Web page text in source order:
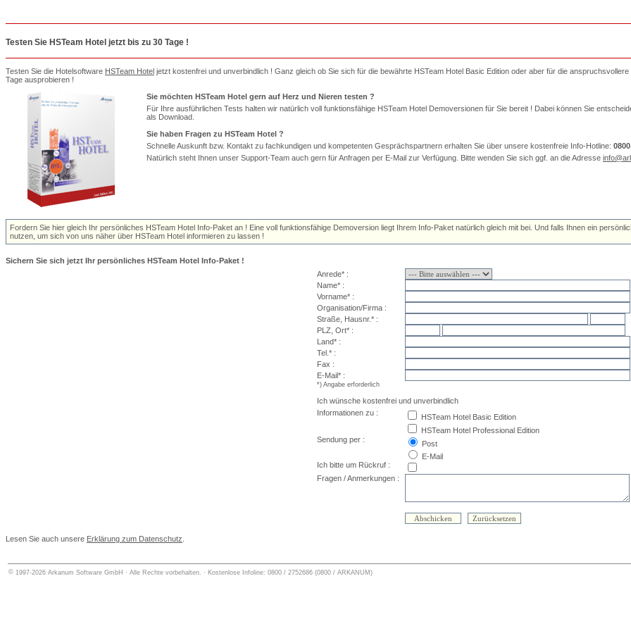
Testen Sie HSTeam Hotel jetzt bis zu 30 Tage !
Testen Sie die Hotelsoftware HSTeam Hotel jetzt kostenfrei und unverbindlich ! Ganz gleich ob Sie sich für die bewährte HSTeam Hotel Basic Edition oder aber für die
Tage ausprobieren !
Sie möchten HSTeam Hotel gern auf Herz und Nieren testen ?
Für Ihre ausführlichen Tests halten wir natürlich voll funktionsfähige HSTeam Hotel Demoversionen für Sie bereit ! Dabei können Sie
als Download.
Sie haben Fragen zu HSTeam Hotel ?
Schnelle Auskunft bzw. Kontakt zu fachkundigen und kompetenten Gesprächspartnern erhalten Sie über unsere kostenfreie Info-Hotline:
Natürlich steht Ihnen unser Support-Team auch gern für Anfragen per E-Mail zur Verfügung. Bitte wenden Sie sich ggf. an die Adresse
Fordern Sie hier gleich Ihr persönliches HSTeam Hotel Info-Paket an ! Eine voll funktionsfähige Demoversion liegt Ihrem Info-Paket natürlich gleich mit bei. Und falls Ihnen ein
nutzen, um sich von uns näher über HSTeam Hotel informieren zu lassen !
Sichern Sie sich jetzt Ihr persönliches HSTeam Hotel Info-Paket !
Anrede* :
Name* :
Vorname* :
Organisation/Firma :
Straße, Hausnr.* :
PLZ, Ort* :
Land* :
Tel.* :
Fax :
E-Mail* :
*) Angabe erforderlich
Ich wünsche kostenfrei und unverbindlich
Informationen zu :
HSTeam Hotel Basic Edition
HSTeam Hotel Professional Edition
Sendung per :
Post
E-Mail
Ich bitte um Rückruf :
Fragen / Anmerkungen :
Lesen Sie auch unsere Erklärung zum Datenschutz
© 1997-2026 Arkanum Software GmbH · Alle Rechte vorbehalten. · Kostenlose Infoline: 0800 / 2752686 (0800 / ARKANUM)